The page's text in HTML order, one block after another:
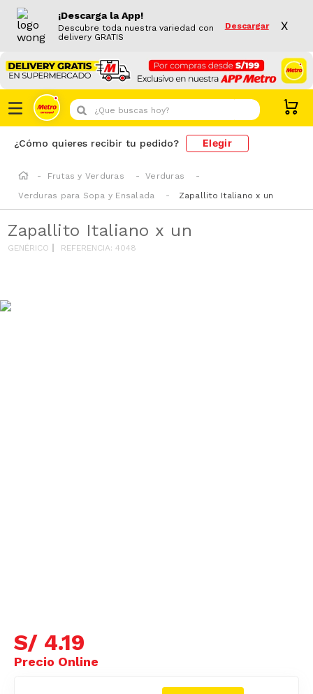
¡Descarga la App!
Descubre toda nuestra variedad con
delivery GRATIS
Descargar X
¿Que buscas hoy?
¿Cómo quieres recibir tu pedido? Elegir
Frutas y Verduras
Verduras
Verduras para Sopa y Ensalada
Zapallito Italiano x un
Zapallito Italiano x un
GENÉRICO REFERENCIA:4048
S/ 4.19